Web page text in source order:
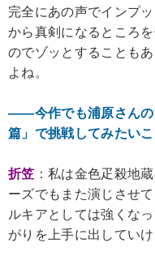
完全にあの声でインプ
から真剣になるところ
のでゾッとすることも
よね。
――今作でも浦原さんの
篇」で挑戦してみたい
折笠 ：私は金色疋殺地
ーズでもまた演じさせ
ルキアとしては強くな
がりを上手に出してい